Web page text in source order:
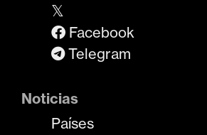
𝕏
Facebook
Telegram
Noticias
Países